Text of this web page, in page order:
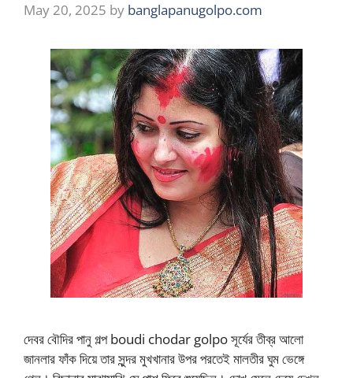
May 20, 2025 by banglapanugolpo.com
দেবর বৌদির পানু গল্প boudi chodar golpo সূর্যের তীব্র আলো
জানলার ফাঁক দিয়ে তার সুন্দর মুখখানার উপর পরতেই মালতীর ঘুম ভেঙ্গে